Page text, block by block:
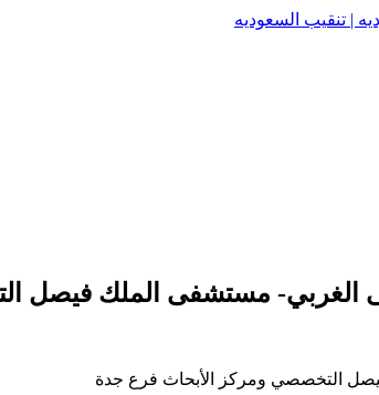
الغربي- مستشفى الملك
فيصل التخصصي ومركز الأبحاث فرع جدة